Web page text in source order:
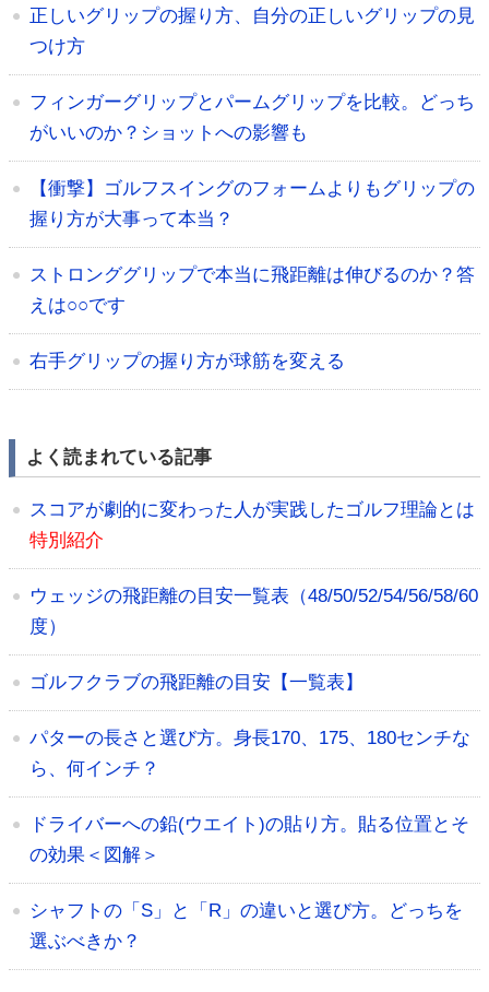
正しいグリップの握り方、自分の正しいグリップの見
つけ方
フィンガーグリップとパームグリップを比較。どっち
がいいのか？ショットへの影響も
【衝撃】ゴルフスイングのフォームよりもグリップの
握り方が大事って本当？
ストロンググリップで本当に飛距離は伸びるのか？答
えは○○です
右手グリップの握り方が球筋を変える
よく読まれている記事
スコアが劇的に変わった人が実践したゴルフ理論とは
特別紹介
ウェッジの飛距離の目安一覧表（48/50/52/54/56/58/60
度）
ゴルフクラブの飛距離の目安【一覧表】
パターの長さと選び方。身長170、175、180センチな
ら、何インチ？
ドライバーへの鉛(ウエイト)の貼り方。貼る位置とそ
の効果＜図解＞
シャフトの「S」と「R」の違いと選び方。どっちを
選ぶべきか？